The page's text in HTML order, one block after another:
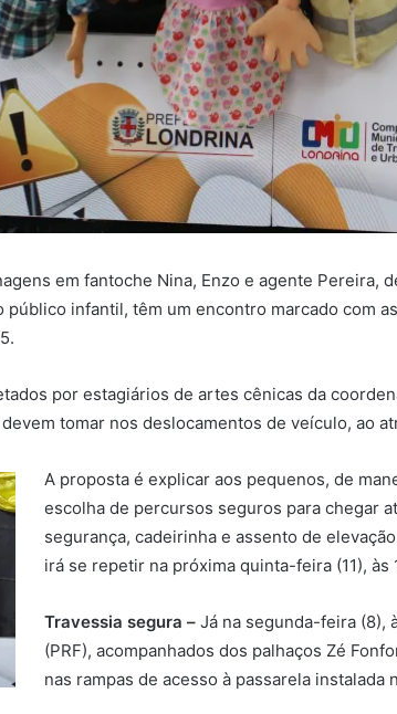
em fantoche Nina, Enzo e agente Pereira,
público infantil, têm um encontro marcado com
por estagiários de artes cênicas da
tomar nos deslocamentos de veículo, ao
A proposta é explicar aos pequenos, de
escolha de percursos seguros para chegar
segurança, cadeirinha e assento de
irá se repetir na próxima quinta-feira (11), às
Travessia segura – Já na segunda-feira (8),
(PRF), acompanhados dos palhaços Zé
nas rampas de acesso à passarela